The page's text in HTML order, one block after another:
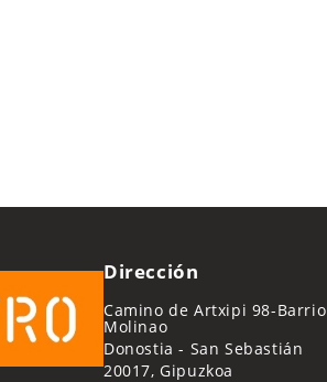
Dirección
Camino de Artxipi 98-Barrio
Molinao
Donostia - San Sebastián
20017, Gipuzkoa